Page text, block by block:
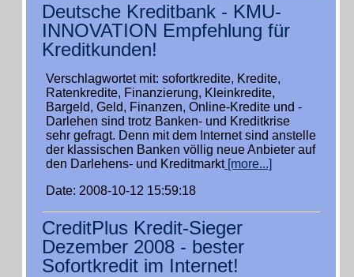
Deutsche Kreditbank - KMU-
INNOVATION Empfehlung für
Kreditkunden!
Verschlagwortet mit: sofortkredite, Kredite,
Ratenkredite, Finanzierung, Kleinkredite,
Bargeld, Geld, Finanzen, Online-Kredite und -
Darlehen sind trotz Banken- und Kreditkrise
sehr gefragt. Denn mit dem Internet sind anstelle
der klassischen Banken völlig neue Anbieter auf
den Darlehens- und Kreditmarkt[more...]
Date: 2008-10-12 15:59:18
CreditPlus Kredit-Sieger
Dezember 2008 - bester
Sofortkredit im Internet!